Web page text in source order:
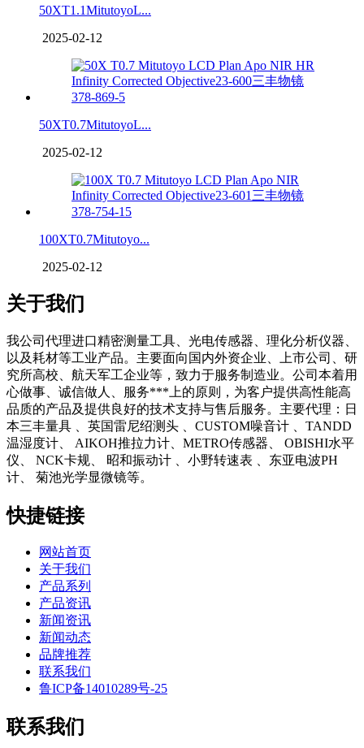
50XT1.1MitutoyoL...
2025-02-12
50XT0.7MitutoyoL...
2025-02-12
100XT0.7Mitutoyo...
2025-02-12
关于我们
我公司代理进口精密测量工具、光电传感器、理化分析仪器、
以及耗材等工业产品。主要面向国内外资企业、上市公司、研
究所高校、航天军工企业等，致力于服务制造业。公司本着用
心做事、诚信做人、服务***上的原则，为客户提供高性能高
品质的产品及提供良好的技术支持与售后服务。主要代理：日
本三丰量具 、英国雷尼绍测头 、CUSTOM噪音计 、TANDD
温湿度计、 AIKOH推拉力计、METRO传感器、 OBISHI水平
仪、 NCK卡规、 昭和振动计 、小野转速表 、东亚电波PH
计、 菊池光学显微镜等。
快捷链接
网站首页
关于我们
产品系列
产品资讯
新闻资讯
新闻动态
品牌推荐
联系我们
鲁ICP备14010289号-25
联系我们